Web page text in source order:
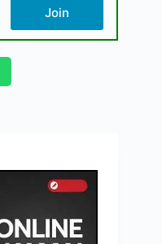
Join